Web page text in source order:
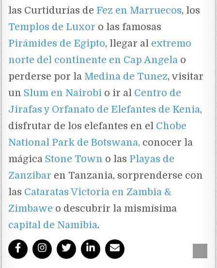
las Curtidurías de Fez en Marruecos, los
Templos de Luxor o las famosas
Pirámides de Egipto, llegar al extremo
norte del continente en Cap Angela o
perderse por la Medina de Tunez, visitar
unSlum en Nairobi o ir al Centro de
Jirafas y Orfanato de Elefantes de Kenia,
disfrutar de los elefantes en el Chobe
National Park de Botswana, conocer la
mágicaStone Town o las Playas de
Zanzibar en Tanzania, sorprenderse con
las Cataratas Victoria en Zambia &
Zimbawe o descubrir la mismísima
capital de Namibia.